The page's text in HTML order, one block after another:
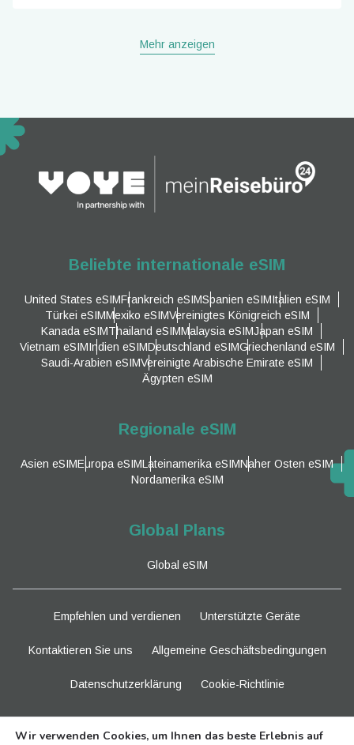
Mehr anzeigen
Beliebte internationale eSIM
United States eSIMFrankreich eSIMSpanien eSIMItalien eSIM
Türkei eSIMMexiko eSIMVereinigtes Königreich eSIM
Kanada eSIMThailand eSIMMalaysia eSIMJapan eSIM
Vietnam eSIMIndien eSIMDeutschland eSIMGriechenland eSIM
Saudi-Arabien eSIMVereinigte Arabische Emirate eSIM
Ägypten eSIM
Regionale eSIM
Asien eSIMEuropa eSIMLateinamerika eSIMNaher Osten eSIM
Nordamerika eSIM
Global Plans
Global eSIM
Empfehlen und verdienen Unterstützte Geräte
Kontaktieren Sie uns Allgemeine Geschäftsbedingungen
Datenschutzerklärung Cookie-Richtlinie
Wir verwenden Cookies, um Ihnen das beste Erlebnis auf